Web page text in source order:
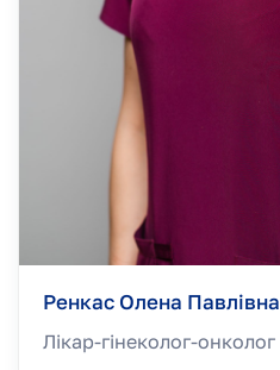
Ренкас Олена Павлівна
Лікар-гінеколог-онколог